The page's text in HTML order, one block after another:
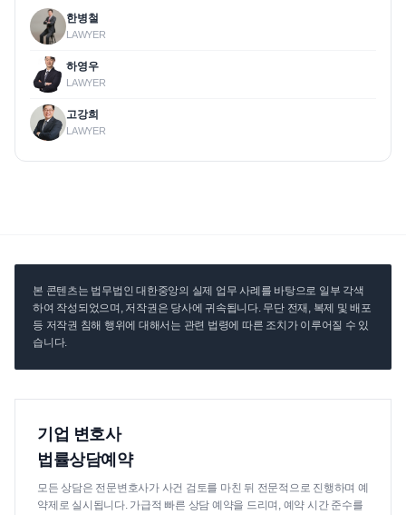
한병철
LAWYER
하영우
LAWYER
고강희
LAWYER
본 콘텐츠는 법무법인 대한중앙의 실제 업무 사례를 바탕으로 일부 각색
하여 작성되었으며, 저작권은 당사에 귀속됩니다. 무단 전재, 복제 및 배포
등 저작권 침해 행위에 대해서는 관련 법령에 따른 조치가 이루어질 수 있
습니다.
기업 변호사
법률상담예약
모든 상담은 전문변호사가 사건 검토를 마친 뒤 전문적으로 진행하며 예
약제로 실시됩니다. 가급적 빠른 상담 예약을 드리며, 예약 시간 준수를